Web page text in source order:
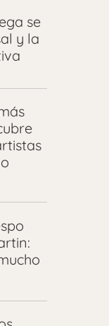
se
y la